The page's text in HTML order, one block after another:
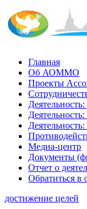
Главная
Об АОММО
Проекты
Медиа-центр
Документы
Отчет о
Обратиться в
достижение целей